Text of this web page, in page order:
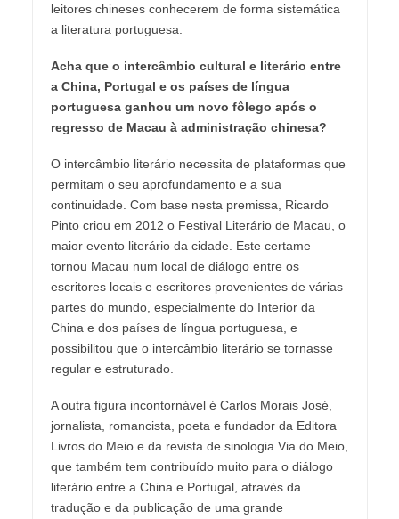
leitores chineses conhecerem de forma sistemática
a literatura portuguesa.
Acha que o intercâmbio cultural e literário entre
a China, Portugal e os países de língua
portuguesa ganhou um novo fôlego após o
regresso de Macau à administração chinesa?
O intercâmbio literário necessita de plataformas que
permitam o seu aprofundamento e a sua
continuidade. Com base nesta premissa, Ricardo
Pinto criou em 2012 o Festival Literário de Macau, o
maior evento literário da cidade. Este certame
tornou Macau num local de diálogo entre os
escritores locais e escritores provenientes de várias
partes do mundo, especialmente do Interior da
China e dos países de língua portuguesa, e
possibilitou que o intercâmbio literário se tornasse
regular e estruturado.
A outra figura incontornável é Carlos Morais José,
jornalista, romancista, poeta e fundador da Editora
Livros do Meio e da revista de sinologia Via do Meio,
que também tem contribuído muito para o diálogo
literário entre a China e Portugal, através da
tradução e da publicação de uma grande